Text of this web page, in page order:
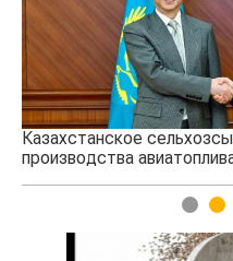
Картофельные
выжигать лазером
1 2